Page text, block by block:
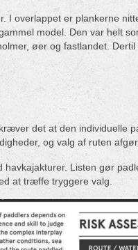
I overlappet er plankerne
model. Den var helt
øer og fastlandet.
det at den
og valg af ruten
Listen gør
at træffe tryggere valg.